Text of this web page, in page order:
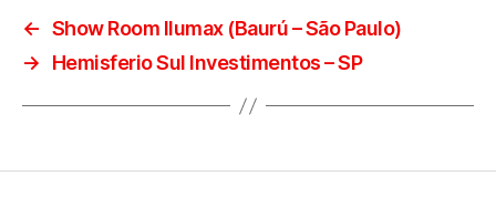
← Show Room Ilumax (Baurú – São Paulo)
→
Hemisferio Sul Investimentos – SP